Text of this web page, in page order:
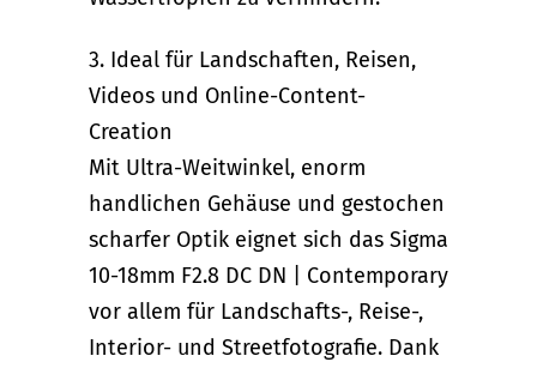
3. Ideal für Landschaften, Reisen,
Videos und Online-Content-
Creation
Mit Ultra-Weitwinkel, enorm
handlichen Gehäuse und gestochen
scharfer Optik eignet sich das Sigma
10-18mm F2.8 DC DN | Contemporary
vor allem für Landschafts-, Reise-,
Interior- und Streetfotografie. Dank